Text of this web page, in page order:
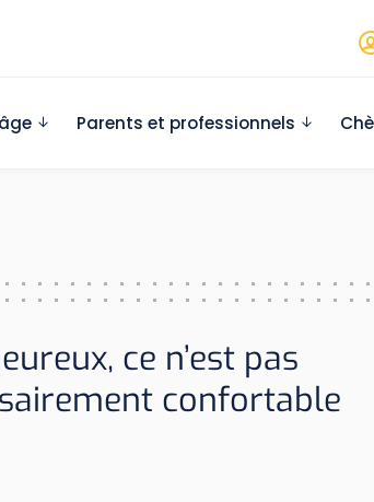
Parents et professionnels
ce n’est pas
confortable